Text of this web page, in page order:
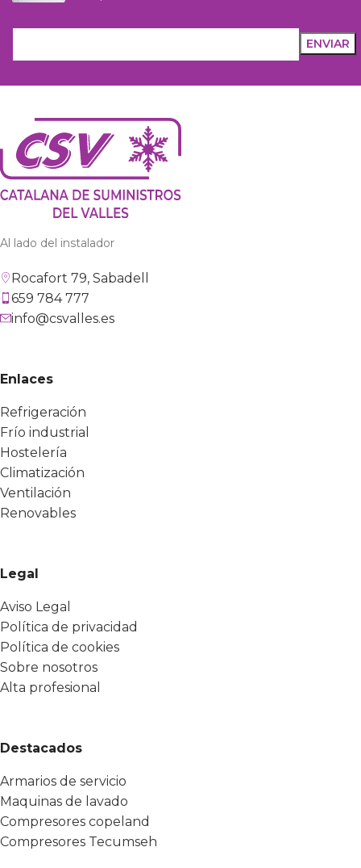
Al lado del instalador
Rocafort 79, Sabadell
659 784 777
info@csvalles.es
Enlaces
Refrigeración
Frío industrial
Hostelería
Climatización
Ventilación
Renovables
Legal
Aviso Legal
Política de privacidad
Política de cookies
Sobre nosotros
Alta profesional
Destacados
Armarios de servicio
Maquinas de lavado
Compresores copeland
Compresores Tecumseh